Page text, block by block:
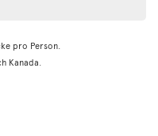
pro Person.
Kanada.